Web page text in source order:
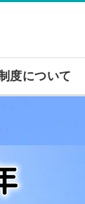
度について